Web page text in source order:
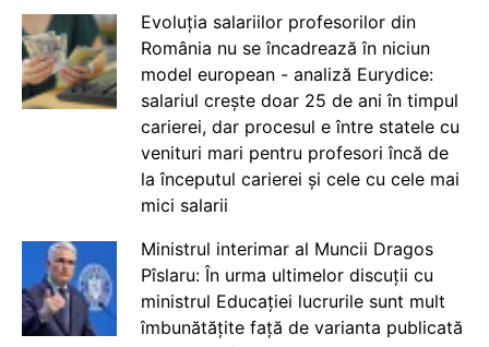
Evoluția salariilor profesorilor din
România nu se încadrează în niciun
model european - analiză Eurydice:
salariul crește doar 25 de ani în timpul
carierei, dar procesul e între statele cu
venituri mari pentru profesori încă de
la începutul carierei și cele cu cele mai
mici salarii
Ministrul interimar al Muncii Dragos
Pîslaru: În urma ultimelor discuții cu
ministrul Educației lucrurile sunt mult
îmbunătățite față de varianta publicată